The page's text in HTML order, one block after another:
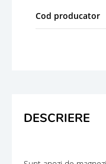
Cod producator
DESCRIERE